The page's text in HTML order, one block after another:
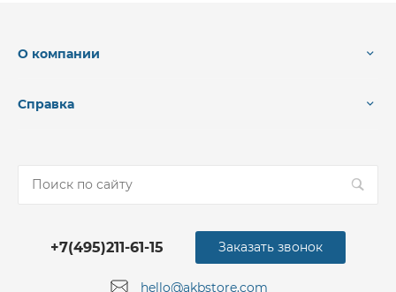
О компании
Справка
+7(495)211-61-15
hello@akbstore.com
Заказать звонок